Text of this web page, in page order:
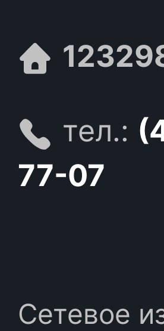
тел.:
77-07
Сетевое